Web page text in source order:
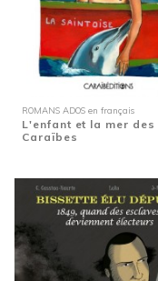
ROMANS ADOS en français
L'enfant et la mer des
Caraïbes